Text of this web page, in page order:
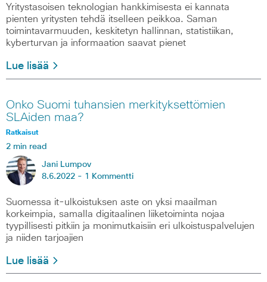
Yritystasoisen teknologian hankkimisesta ei kannata
pienten yritysten tehdä itselleen peikkoa. Saman
toimintavarmuuden, keskitetyn hallinnan, statistiikan,
kyberturvan ja informaation saavat pienet
Lue lisää
Onko Suomi tuhansien merkityksettömien
SLAiden maa?
Ratkaisut
2 min read
Jani Lumpov
8.6.2022 - 1 Kommentti
Suomessa it-ulkoistuksen aste on yksi maailman
korkeimpia, samalla digitaalinen liiketoiminta nojaa
tyypillisesti pitkiin ja monimutkaisiin eri ulkoistuspalvelujen
ja niiden tarjoajien
Lue lisää